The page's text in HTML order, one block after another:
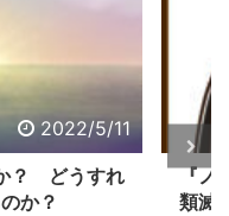
2022/5/11
？ どうすれ
か？
『ノ
類滅